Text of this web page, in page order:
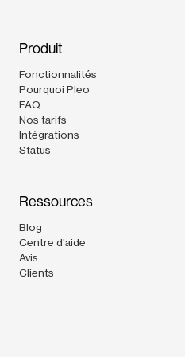
Produit
Fonctionnalités
Pourquoi Pleo
FAQ
Nos tarifs
Intégrations
Status
Ressources
Blog
Centre d'aide
Avis
Clients